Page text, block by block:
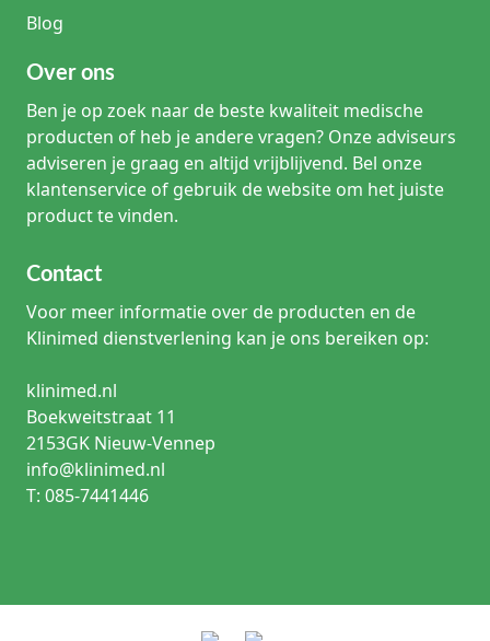
Blog
Over ons
Ben je op zoek naar de beste kwaliteit medische
producten of heb je andere vragen? Onze adviseurs
adviseren je graag en altijd vrijblijvend. Bel onze
klantenservice of gebruik de website om het juiste
product te vinden.
Contact
Voor meer informatie over de producten en de
Klinimed dienstverlening kan je ons bereiken op:
klinimed.nl
Boekweitstraat 11
2153GK Nieuw-Vennep
info@klinimed.nl
T: 085-7441446